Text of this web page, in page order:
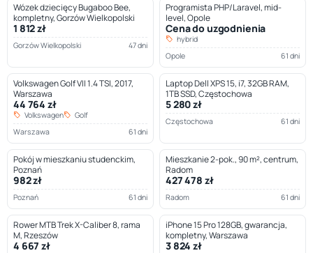
Wózek dziecięcy Bugaboo Bee,
kompletny, Gorzów Wielkopolski
1 812 zł
Gorzów Wielkopolski 47 dni
Programista PHP/Laravel, mid-
level, Opole
Cena do uzgodnienia
hybrid
Opole
61 dni
Volkswagen Golf VII 1.4 TSI, 2017,
Warszawa
44 764 zł
Volkswagen
Golf
Warszawa
61 dni
Laptop Dell XPS 15, i7, 32GB RAM,
1TB SSD, Częstochowa
5 280 zł
Częstochowa 61 dni
Pokój w mieszkaniu studenckim,
Poznań
982 zł
Poznań 61 dni
Mieszkanie 2-pok., 90 m², centrum,
Radom
427 478 zł
Radom 61 dni
Rower MTB Trek X-Caliber 8, rama
M, Rzeszów
4 667 zł
iPhone 15 Pro 128GB, gwarancja,
kompletny, Warszawa
3 824 zł